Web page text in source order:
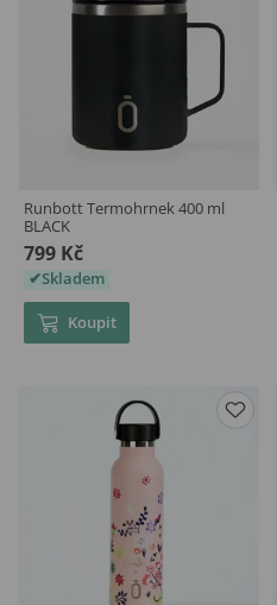
Runbott Termohrnek 400 ml
BLACK
799 Kč
Skladem
Koupit